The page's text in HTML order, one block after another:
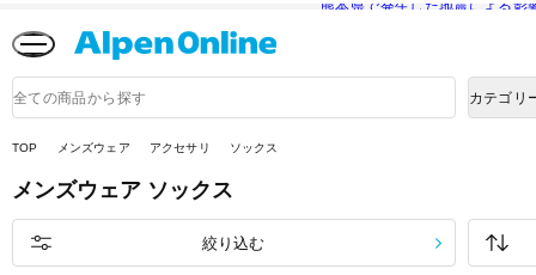
熊本県で発生した地震による影
品
検
カテゴリ
TOP メンズウェア アクセサリ ソックス
メンズウェア ソックス
絞り込む